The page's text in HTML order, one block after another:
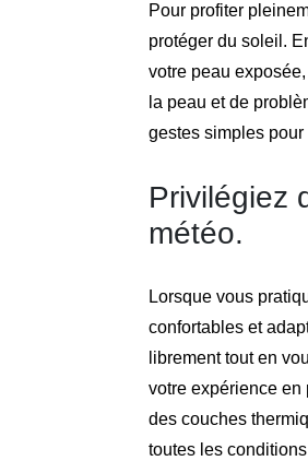
Pour profiter
protéger du soleil.
votre peau
la peau et de
gestes simples
Privilégiez
météo.
Lorsque vous
confortables et
librement tout en
votre expérience en
des couches
toutes les